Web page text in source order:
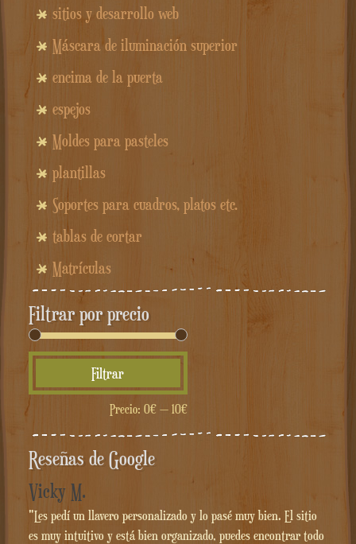
sitios y desarrollo web
Máscara de iluminación superior
encima de la puerta
espejos
Moldes para pasteles
plantillas
Soportes para cuadros, platos etc.
tablas de cortar
Matrículas
Filtrar por precio
mínimo
máximo
Filtrar
Precio: 0€— 10€
Reseñas de Google
Vicky M.
"Les pedí un llavero personalizado y lo pasé muy bien. El sitio
es muy intuitivo y está bien organizado, puedes encontrar todo